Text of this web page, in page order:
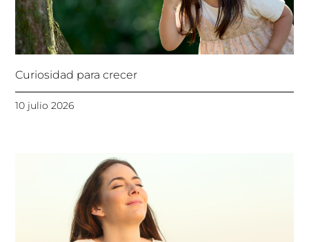
Curiosidad para crecer
10 julio 2026